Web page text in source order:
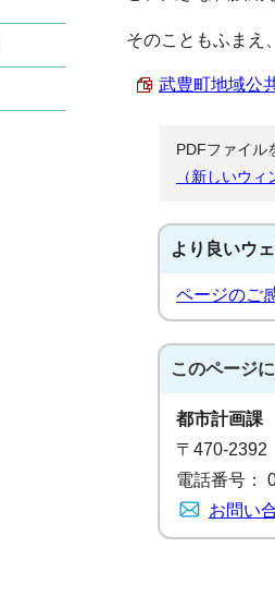
そのこともふまえ
武豊町地域公
PDFファイル
（新しいウィ
より良いウ
ページのご
このページ
都市計画課
〒470-
電話番号：
お問い